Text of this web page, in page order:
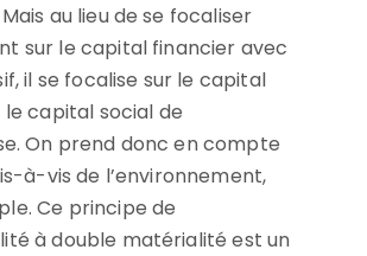
au lieu de se focaliser
sur le capital financier avec
il se focalise sur le capital
capital social de
On prend donc en compte
à-vis de l’environnement,
Ce principe de
à double matérialité est un